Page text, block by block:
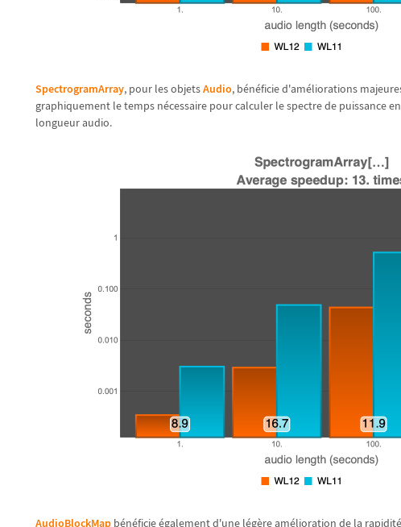
SpectrogramArray, pour les objetsAudio, bénéficie d'améliorations
graphiquement le temps nécessaire pour calculer le spectre de puissance
longueur audio.
AudioBlockMap bénéficieégalement d'une légère amélioration de la rapidité